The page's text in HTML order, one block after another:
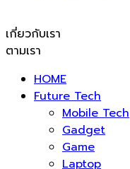
เกี่ยวกับเรา
ตามเรา
HOME
Future Tech
Mobile Tech
Gadget
Game
Laptop